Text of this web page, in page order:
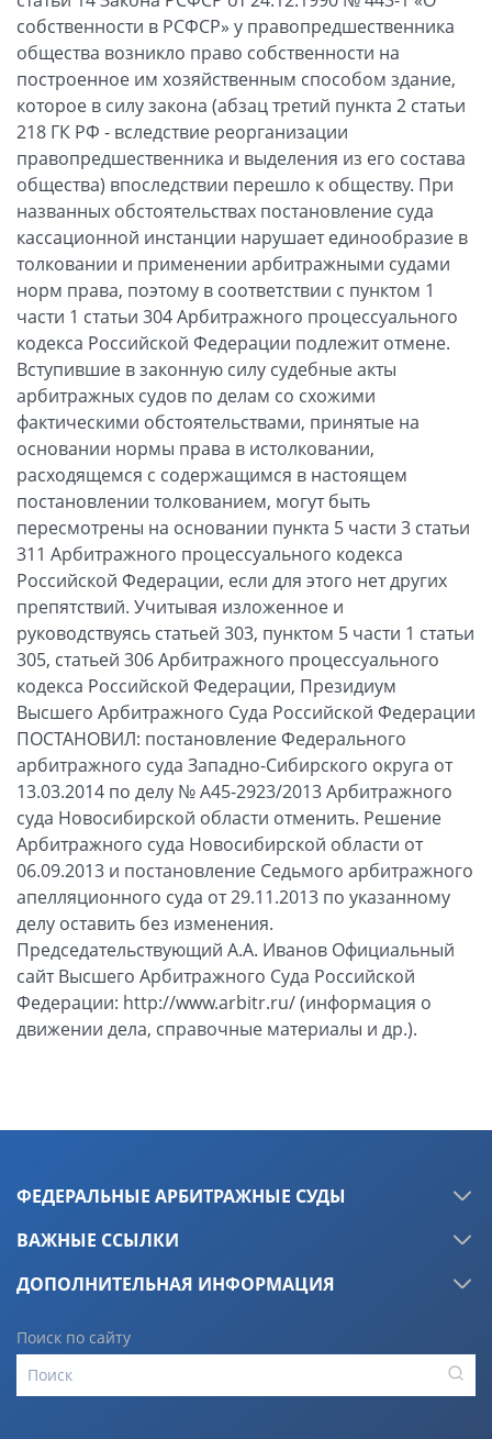
ФЕДЕРАЛЬНЫЕ АРБИТРАЖНЫЕ СУДЫ
ВАЖНЫЕ ССЫЛКИ
ДОПОЛНИТЕЛЬНАЯ ИНФОРМАЦИЯ
Поиск по сайту